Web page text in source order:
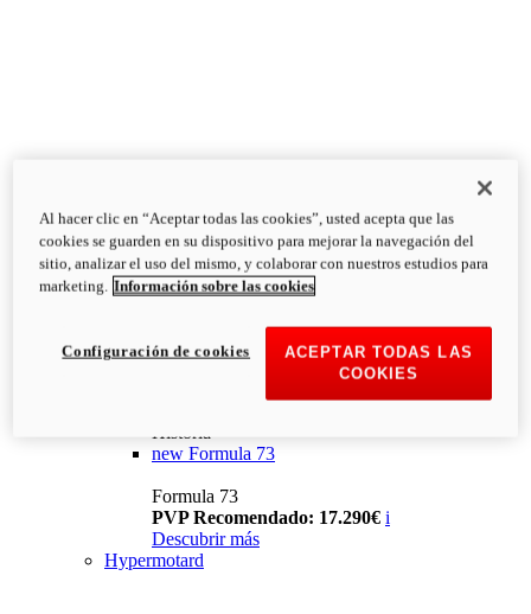
Historia
new Formula 73
Formula 73
PVP Recomendado: 17.290€ i
Descubrir más
Hypermotard
Al hacer clic en “Aceptar todas las cookies”, usted acepta que las
cookies se guarden en su dispositivo para mejorar la navegación del
sitio, analizar el uso del mismo, y colaborar con nuestros estudios para
marketing. Información sobre las cookies
ACEPTAR TODAS LAS
COOKIES
Configuración de cookies